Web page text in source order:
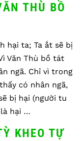
THÙ BỒ
hại ta; Ta ắt sẽ bị
Văn Thù bồ tát
ngã. Chỉ vì trong
có nhân ngã,
bị hại (người tu
là hại …
KHEO TỰ